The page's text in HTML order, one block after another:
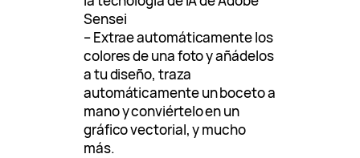
Sensei
– Extrae automáticamente los
colores de una foto y añádelos
a tu diseño, traza
automáticamente un boceto a
mano y conviértelo en un
gráfico vectorial, y mucho
más.